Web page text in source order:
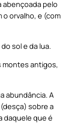
abençoada pelo
o orvalho, e (com
sol e da lua.
montes antigos,
abundância. A
sobre a
daquele que é